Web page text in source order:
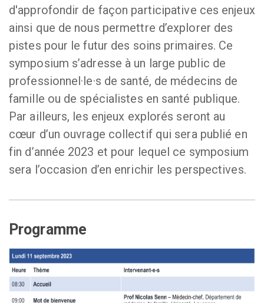
d'approfondir de façon participative ces enjeux
ainsi que de nous permettre d’explorer des
pistes pour le futur des soins primaires. Ce
symposium s’adresse à un large public de
professionnel·le·s de santé, de médecins de
famille ou de spécialistes en santé publique.
Par ailleurs, les enjeux explorés seront au
cœur d’un ouvrage collectif qui sera publié en
fin d’année 2023 et pour lequel ce symposium
sera l’occasion d’en enrichir les perspectives.
Programme